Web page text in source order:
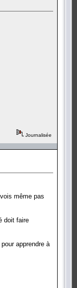
Journalisée
même pas
doit faire
apprendre à